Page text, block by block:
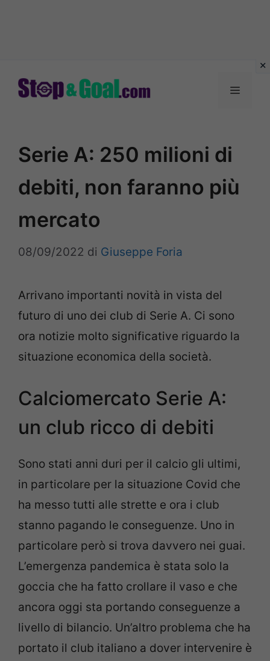
Menu
Serie A: 250 milioni di
debiti, non faranno più
mercato
08/09/2022 di Giuseppe Foria
Arrivano importanti novità in vista del
futuro di uno dei club di Serie A. Ci sono
ora notizie molto significative riguardo la
situazione economica della società.
Calciomercato Serie A:
un club ricco di debiti
Sono stati anni duri per il calcio gli ultimi,
in particolare per la situazione Covid che
ha messo tutti alle strette e ora i club
stanno pagando le conseguenze. Uno in
particolare però si trova davvero nei guai.
L’emergenza pandemica è stata solo la
goccia che ha fatto crollare il vaso e che
ancora oggi sta portando conseguenze a
livello di bilancio. Un’altro problema che ha
portato il club italiano a dover intervenire è